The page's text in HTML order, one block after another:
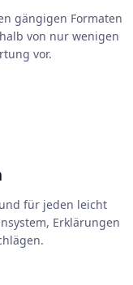
gängigen Formaten
von nur wenigen
vor.
für jeden leicht
Erklärungen